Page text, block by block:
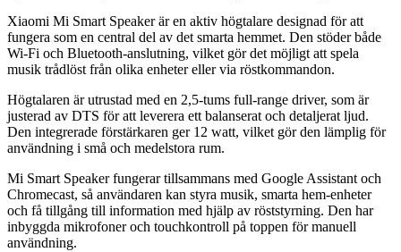
Xiaomi Mi Smart Speaker är en aktiv högtalare designad för att
fungera som en central del av det smarta hemmet. Den stöder både
Wi-Fi och Bluetooth-anslutning, vilket gör det möjligt att spela
musik trådlöst från olika enheter eller via röstkommandon.
Högtalaren är utrustad med en 2,5-tums full-range driver, som är
justerad av DTS för att leverera ett balanserat och detaljerat ljud.
Den integrerade förstärkaren ger 12 watt, vilket gör den lämplig för
användning i små och medelstora rum.
Mi Smart Speaker fungerar tillsammans med Google Assistant och
Chromecast, så användaren kan styra musik, smarta hem-enheter
och få tillgång till information med hjälp av röststyrning. Den har
inbyggda mikrofoner och touchkontroll på toppen för manuell
användning.